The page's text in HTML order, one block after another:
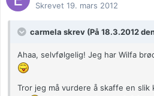
Skrevet 19. mars 2012
carmela skrev (På 18.3.2012
Ahaa, selvfølgelig! Jeg har Wilfa
Tror jeg må vurdere å skaffe en